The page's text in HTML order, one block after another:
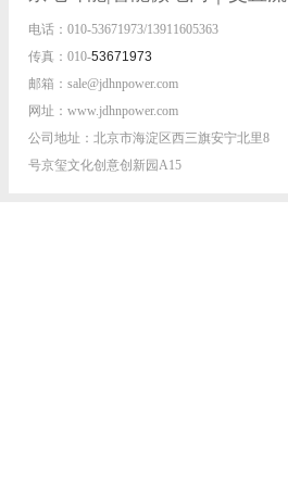
微电网|源网荷动模实验平台
电话：010-53671973/13911605363
传真：010-53671973
邮箱：sale@jdhnpower.com
网址：www.jdhnpower.com
公司地址：北京市海淀区西三旗安宁北里8
号京玺文化创意创新园A15